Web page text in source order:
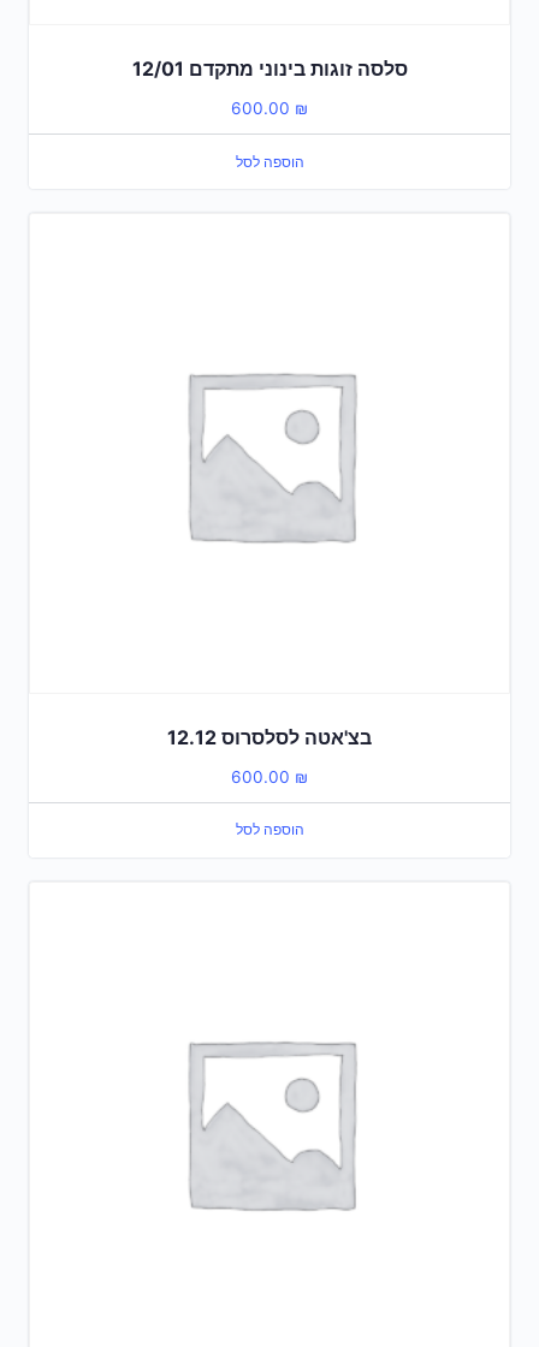
סלסה זוגות בינוני מתקדם 12/01
600.00 ₪
הוספה לסל
בצ'אטה לסלסרוס 12.12
600.00 ₪
הוספה לסל